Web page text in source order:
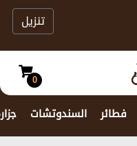
تنزيل
0
فطائر السندوتشات